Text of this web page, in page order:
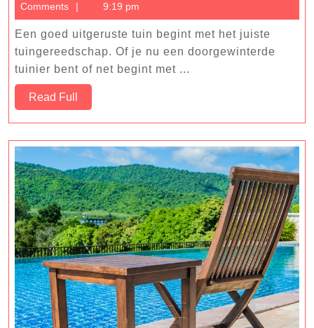
Stop
voor
2023
Comments
9:19 pm
Een goed uitgeruste tuin begint met het juiste
tuingereedschap. Of je nu een doorgewinterde
tuinier bent of net begint met ...
Read Full
Full